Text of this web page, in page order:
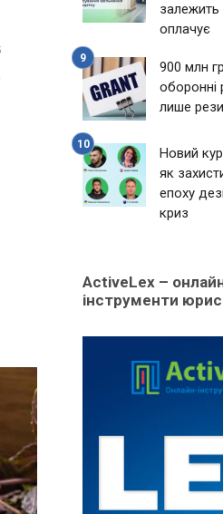
залежить
оплачує
900 млн
оборонні
лише
Новий
як
епоху
криз
ActiveLex –
інструменти